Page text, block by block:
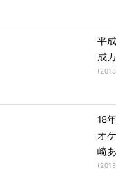
平
成
(
18
オ
崎
(